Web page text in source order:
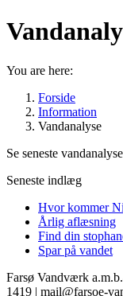
You are here:
Forside
Information
Vandanalyse
Se seneste vandanalyse
Seneste indlæg
Hvor kommer
Årlig aflæsning
Find din
Spar på vandet
Farsø Vandværk
1419 | mail@farsoe-